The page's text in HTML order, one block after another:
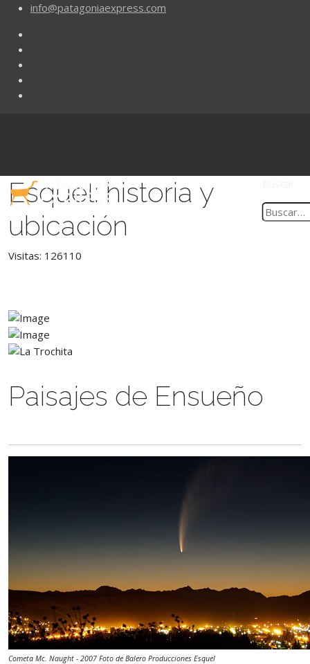
info@patagoniaexpress.com
Esquel: historia y
ubicación
Visitas: 126110
Paisajes de Ensueño
Cometa Mc. Naught - 2007 Foto de Balero Producciones Esquel